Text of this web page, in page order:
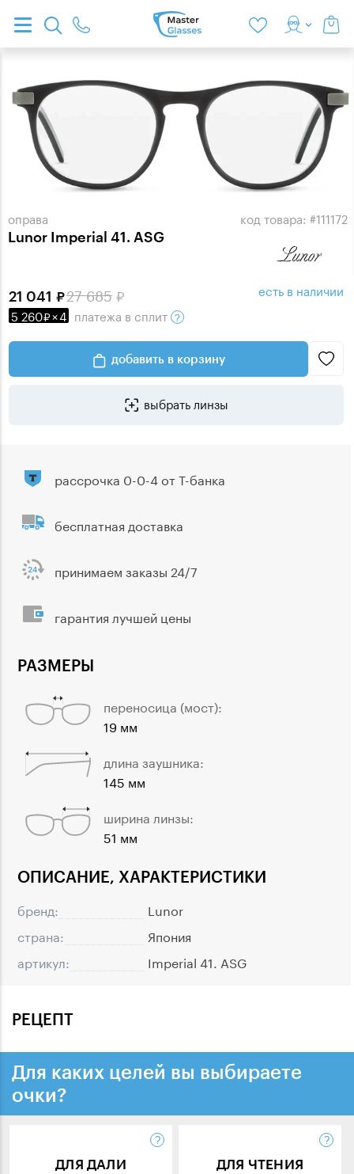
оправа
Lunor Imperial 41. ASG
код товара: #111172
27 685
21 041
5 260 ×4 платежа в сплит
есть в наличии
добавить в корзину
выбрать линзы
ОПИСАНИЕ, ХАРАКТЕРИСТИКИ
бренд:
Lunor
страна:
Япония
артикул:
Imperial 41. ASG
РАЗМЕРЫ
переносица (мост):
19 мм
длина заушника:
145 мм
ширина линзы:
51 мм
рассрочка 0-0-4 от Т-банка
бесплатная доставка
принимаем заказы 24/7
гарантия лучшей цены
РЕЦЕПТ
Для каких целей вы выбираете
очки?
ДЛЯ ДАЛИ ДЛЯ ЧТЕНИЯ